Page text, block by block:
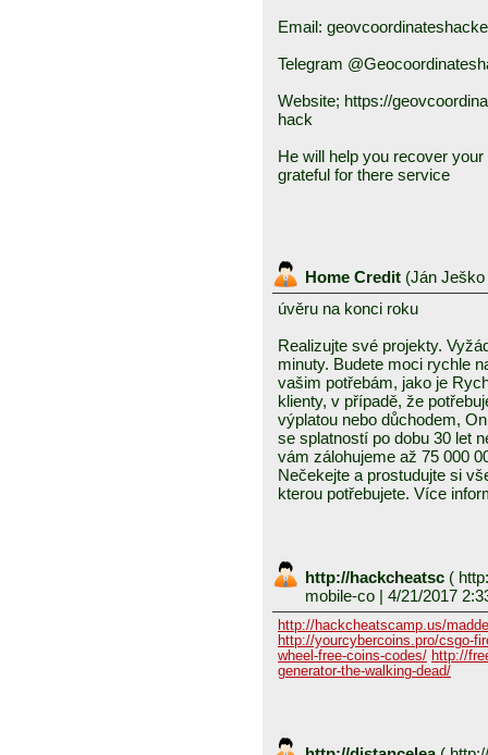
Email:
Telegram
Website; https://
hack
He will help you recover
grateful for there service
Home Credit (Ján Ješko
úvěru na konci roku
Realizujte své projekty.
minuty. Budete moci rychle
vašim potřebám, jako je
klienty, v případě, že
výplatou nebo důchodem,
se splatností po dobu 30 let
vám zálohujeme až 75 000
Nečekejte a prostudujte si
kterou potřebujete. Více
http://hackcheatsc (
mobile-co | 4/21/2017
http://hackcheatscamp.us/
http://yourcybercoins.pro/csgo-
wheel-free-coins-codes/ http://
generator-the-walking-dead/